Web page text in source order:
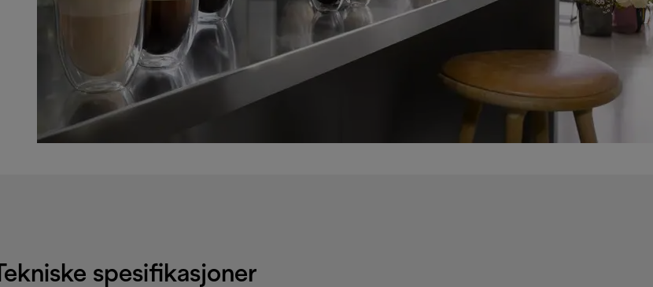
Tekniske spesifikasjoner